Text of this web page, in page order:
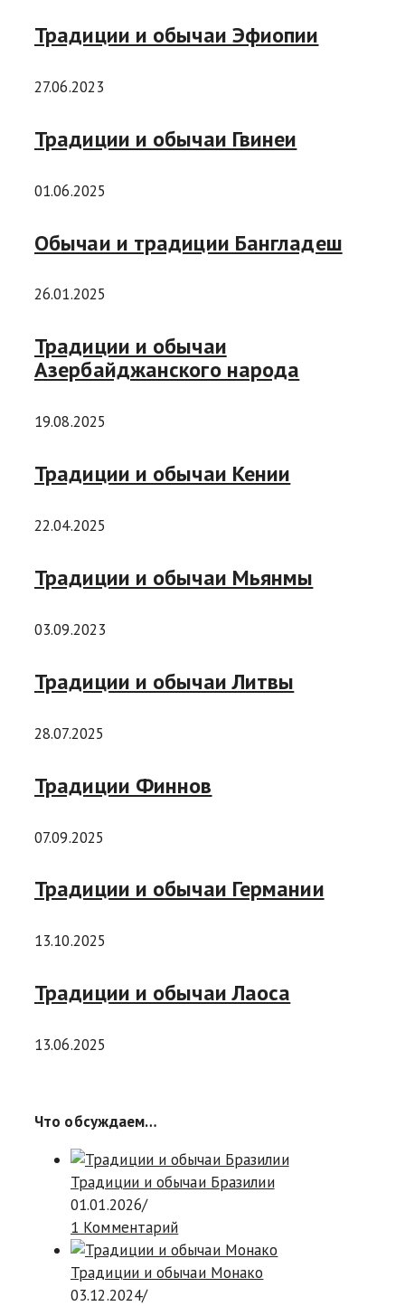
Традиции и обычаи Эфиопии
27.06.2023
Традиции и обычаи Гвинеи
01.06.2025
Обычаи и традиции Бангладеш
26.01.2025
Традиции и обычаи
Азербайджанского народа
19.08.2025
Традиции и обычаи Кении
22.04.2025
Традиции и обычаи Мьянмы
03.09.2023
Традиции и обычаи Литвы
28.07.2025
Традиции Финнов
07.09.2025
Традиции и обычаи Германии
13.10.2025
Традиции и обычаи Лаоса
13.06.2025
Что обсуждаем…
Традиции и обычаи Бразилии
01.01.2026/
1 Комментарий
Традиции и обычаи Монако
03.12.2024/